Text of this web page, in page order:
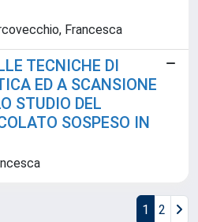
Francesca
TECNICHE DI
ED A SCANSIONE
STUDIO DEL
SOSPESO IN
1 2